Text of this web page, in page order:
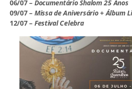
06/07 – Documentário Shalom 25 Anos
09/07 – Missa de Aniversário + Álbum
12/07 – Festival Celebra